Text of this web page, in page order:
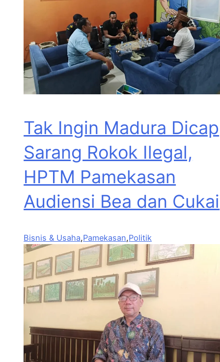
Tak Ingin Madura Dicap
Sarang Rokok Ilegal,
HPTM Pamekasan
Audiensi Bea dan Cukai
Bisnis & Usaha,Pamekasan,Politik